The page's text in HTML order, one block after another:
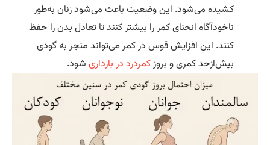
کشیده می‌شود. این وضعیت باعث می‌شود زنان به‌طور
ناخودآگاه انحنای کمر را بیشتر کنند تا تعادل بدن را حفظ
کنند. این افزایش قوس در کمر می‌تواند منجر به گودی
بیش‌ازحد کمری و بروز کمردرد در بارداریشود.